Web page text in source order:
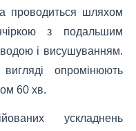
проводиться шляхом
з подальшим
водою і висушуванням.
опромінюють
60 хв.
ускладнень